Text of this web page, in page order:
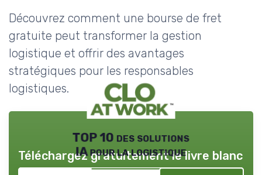
Découvrez comment une bourse de fret
gratuite peut transformer la gestion
logistique et offrir des avantages
stratégiques pour les responsables
logistiques.
TOP 10 des solutions
IA pour la logistique
Téléchargez gratuitement le livre blanc